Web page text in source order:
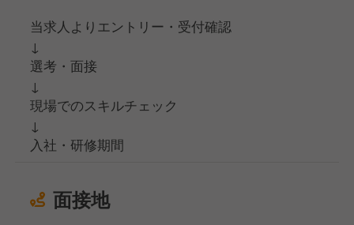
当求人よりエントリー・受付確認
↓
選考・面接
↓
現場でのスキルチェック
↓
入社・研修期間
面接地